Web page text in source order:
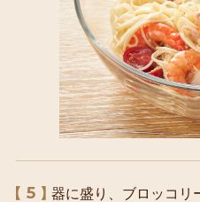
5 器に盛り、ブロッコリ